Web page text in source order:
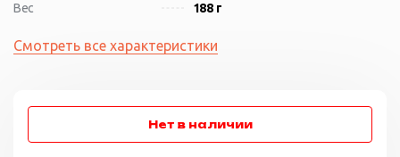
Вес 188 г
Смотреть все характеристики